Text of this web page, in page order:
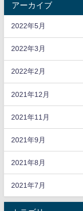
アーカイブ
2022年5月
2022年3月
2022年2月
2021年12月
2021年11月
2021年9月
2021年8月
2021年7月